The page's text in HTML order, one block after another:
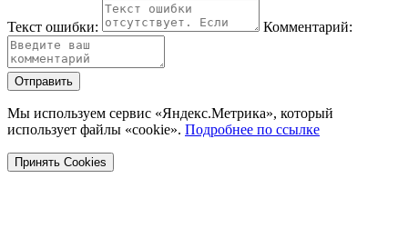
Текст ошибки: Комментарий:
Отправить
Мы используем сервис «Яндекс.Метрика», который
использует файлы «cookie». Подробнее по ссылке
Принять Cookies